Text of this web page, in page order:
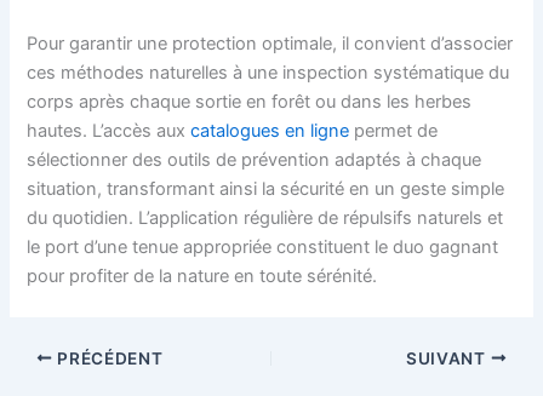
Pour garantir une protection optimale, il convient d’associer
ces méthodes naturelles à une inspection systématique du
corps après chaque sortie en forêt ou dans les herbes
hautes. L’accès auxcatalogues en ligne permet de
sélectionner des outils de prévention adaptés à chaque
situation, transformant ainsi la sécurité en un geste simple
du quotidien. L’application régulière de répulsifs naturels et
le port d’une tenue appropriée constituent le duo gagnant
pour profiter de la nature en toute sérénité.
PRÉCÉDENT SUIVANT